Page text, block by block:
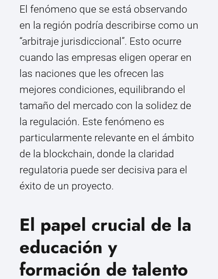
El fenómeno que se está observando
en la región podría describirse como un
“arbitraje jurisdiccional”. Esto ocurre
cuando las empresas eligen operar en
las naciones que les ofrecen las
mejores condiciones, equilibrando el
tamaño del mercado con la solidez de
la regulación. Este fenómeno es
particularmente relevante en el ámbito
de la blockchain, donde la claridad
regulatoria puede ser decisiva para el
éxito de un proyecto.
El papel crucial de la
educación y
formación de talento